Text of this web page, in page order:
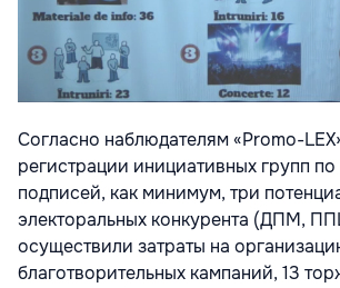
Согласно наблюдателям «Promo-
регистрации инициативных групп
подписей, как минимум, три
электоральных конкурента (ДПМ,
осуществили затраты на
благотворительных кампаний, 13